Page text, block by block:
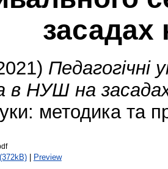
засадах
Педагогічні
в НУШ на
методика та
| Preview